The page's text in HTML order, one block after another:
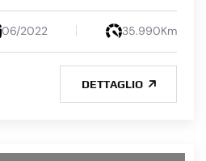
06/2022 35.990Km
DETTAGLIO